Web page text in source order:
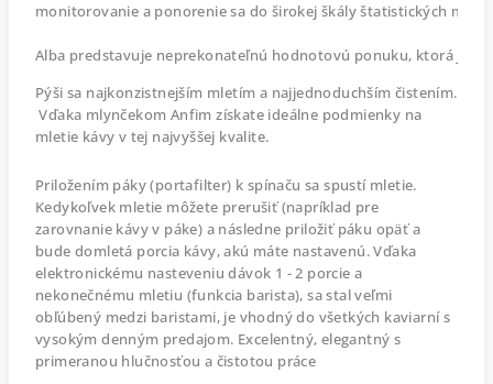
monitorovanie a ponorenie sa do širokej škály štatistických
Alba predstavuje neprekonateľnú hodnotovú ponuku, ktorá ju
Pýši sa najkonzistnejším mletím a najjednoduchším čistením.
Vďaka mlynčekom Anfim získate ideálne podmienky na
mletie kávy v tej najvyššej kvalite.
Priložením páky (portafilter) k spínaču sa spustí mletie.
Kedykoľvek mletie môžete prerušiť (napríklad pre
zarovnanie kávy v páke) a následne priložiť páku opäť a
bude domletá porcia kávy, akú máte nastavenú. Vďaka
elektronickému nasteveniu dávok 1 - 2 porcie a
nekonečnému mletiu (funkcia barista), sa stal veľmi
obľúbený medzi baristami, je vhodný do všetkých kaviarní s
vysokým denným predajom. Excelentný, elegantný s
primeranou hlučnosťou a čistotou práce